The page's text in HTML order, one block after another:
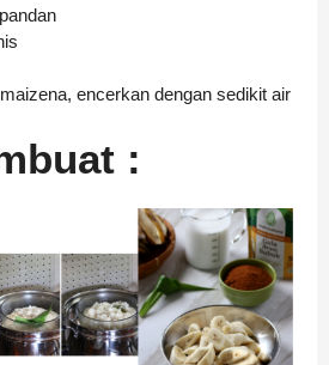
encerkan dengan sedikit air
: